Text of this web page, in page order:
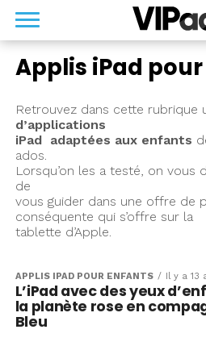
Applis iPad
Retrouvez dans cette rubrique
d’applications
iPad adaptées aux enfants
ados.
Lorsqu’on les a testé, on vous
de
vous guider dans une offre de
conséquente qui s’offre sur la
tablette d’Apple.
APPLIS IPAD POUR ENFANTS Il y a 13
L’iPad avec des yeux
la planète rose en
Bleu